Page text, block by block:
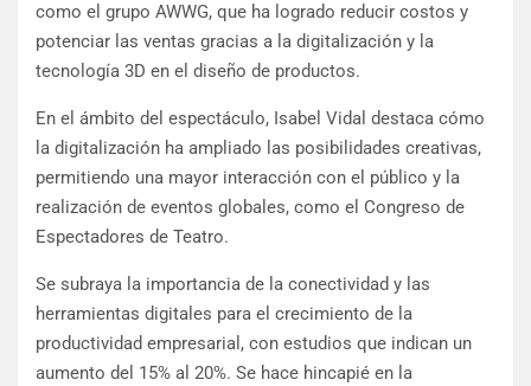
como el grupo AWWG, que ha logrado reducir costos y
potenciar las ventas gracias a la digitalización y la
tecnología 3D en el diseño de productos.
En el ámbito del espectáculo, Isabel Vidal destaca cómo
la digitalización ha ampliado las posibilidades creativas,
permitiendo una mayor interacción con el público y la
realización de eventos globales, como el Congreso de
Espectadores de Teatro.
Se subraya la importancia de la conectividad y las
herramientas digitales para el crecimiento de la
productividad empresarial, con estudios que indican un
aumento del 15% al 20%. Se hace hincapié en la